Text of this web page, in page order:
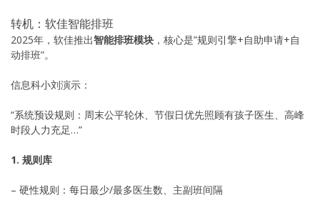
转机：软佳智能排班
2025年，软佳推出智能排班模块 ，核心是”规则引擎+自助申请+自
动排班”。
信息科小刘演示：
“系统预设规则：周末公平轮休、节假日优先照顾有孩子医生、高峰
时段人力充足…”
1. 规则库
– 硬性规则：每日最少/最多医生数、主副班间隔